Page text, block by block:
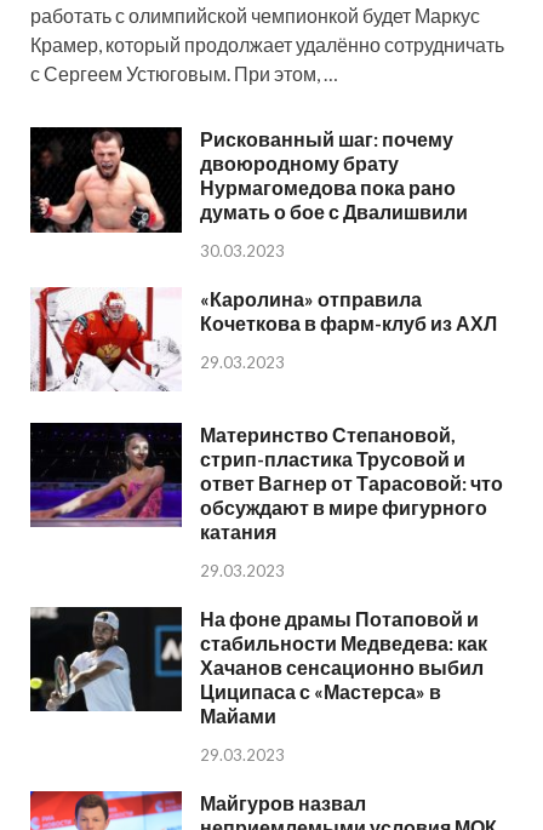
работать с олимпийской чемпионкой будет Маркус
Крамер, который продолжает удалённо сотрудничать
с Сергеем Устюговым. При этом, …
Рискованный шаг: почему
двоюродному брату
Нурмагомедова пока рано
думать о бое с Двалишвили
30.03.2023
«Каролина» отправила
Кочеткова в фарм-клуб из АХЛ
29.03.2023
Материнство Степановой,
стрип-пластика Трусовой и
ответ Вагнер от Тарасовой: что
обсуждают в мире фигурного
катания
29.03.2023
На фоне драмы Потаповой и
стабильности Медведева: как
Хачанов сенсационно выбил
Циципаса с «Мастерса» в
Майами
29.03.2023
Майгуров назвал